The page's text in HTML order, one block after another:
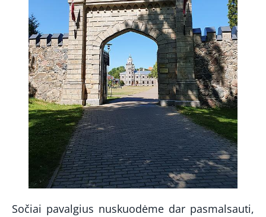
Sočiai pavalgius nuskuodėme dar pasmalsauti,